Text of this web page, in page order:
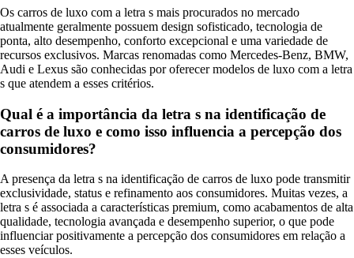
Os carros de luxo com a letra s mais procurados no mercado
atualmente geralmente possuem design sofisticado, tecnologia de
ponta, alto desempenho, conforto excepcional e uma variedade de
recursos exclusivos. Marcas renomadas como Mercedes-Benz, BMW,
Audi e Lexus são conhecidas por oferecer modelos de luxo com a letra
s que atendem a esses critérios.
Qual é a importância da letra s na identificação de
carros de luxo e como isso influencia a percepção dos
consumidores?
A presença da letra s na identificação de carros de luxo pode transmitir
exclusividade, status e refinamento aos consumidores. Muitas vezes, a
letra s é associada a características premium, como acabamentos de alta
qualidade, tecnologia avançada e desempenho superior, o que pode
influenciar positivamente a percepção dos consumidores em relação a
esses veículos.